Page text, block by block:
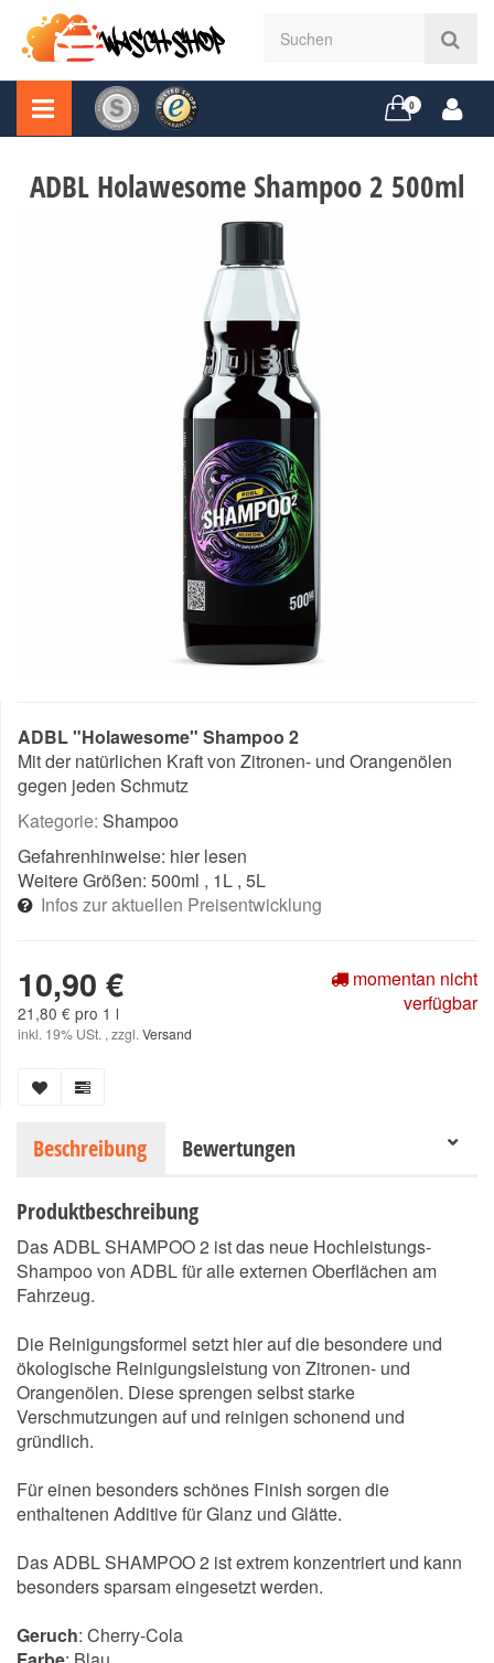
0
ADBL Holawesome Shampoo 2 500ml
ADBL "Holawesome" Shampoo 2
Mit der natürlichen Kraft von Zitronen- und Orangenölen
gegen jeden Schmutz
Kategorie: Shampoo
Gefahrenhinweise: hier lesen
Weitere Größen: 500ml , 1L , 5L
Infos zur aktuellen Preisentwicklung
10,90 €
21,80 € pro 1 l
inkl. 19% USt. , zzgl. Versand
momentan nicht
verfügbar
Beschreibung Bewertungen
Produktbeschreibung
Das ADBL SHAMPOO 2 ist das neue Hochleistungs-
Shampoo von ADBL für alle externen Oberflächen am
Fahrzeug.
Die Reinigungsformel setzt hier auf die besondere und
ökologische Reinigungsleistung von Zitronen- und
Orangenölen. Diese sprengen selbst starke
Verschmutzungen auf und reinigen schonend und
gründlich.
Für einen besonders schönes Finish sorgen die
enthaltenen Additive für Glanz und Glätte.
Das ADBL SHAMPOO 2 ist extrem konzentriert und kann
besonders sparsam eingesetzt werden.
Geruch: Cherry-Cola